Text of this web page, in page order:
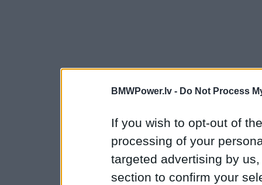
BMWPower.lv - Do Not Process
If you wish to opt-out of
processing of your
targeted advertising by
section to confirm your